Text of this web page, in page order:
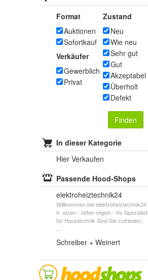
Format
Auktionen
Sofortkauf
Verkäufer
Gewerblich
Privat
Zustand
Neu
Wie neu
Sehr gut
Gut
Akzeptabel
Überholt
Defekt
Finden
In dieser Kategorie
Hier Verkaufen
Passende Hood-Shops
elektroheiztechnik24
Willkommen bei elektroheiztechnik24
h- eizen - lüften regeln - Ihr Spezialist
für Haustechnik Sind Sie zufrieden,
Schreiber + Weinert